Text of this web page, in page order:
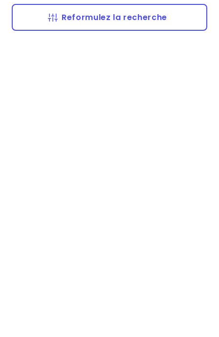
Reformulez la recherche